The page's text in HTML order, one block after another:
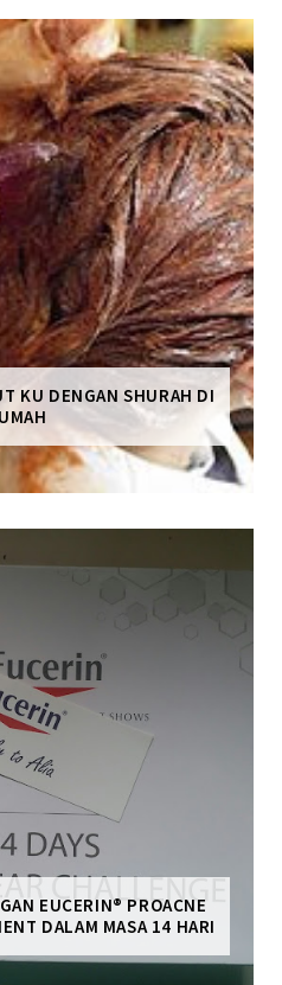
KU DENGAN SHURAH DI
EUCERIN® PROACNE
DALAM MASA 14 HARI